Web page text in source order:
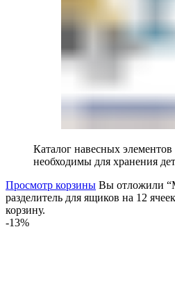
Каталог навесных
необходимы для хранения
Просмотр корзины Вы отложили
разделитель для ящиков на 12
корзину.
-13%